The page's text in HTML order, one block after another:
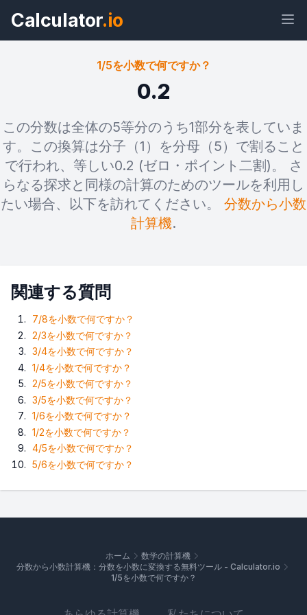
Calculator.io
ット
ク
ト
プレビュー 1/5を小数で何ですか？ ウ
ィジェット
1/5を小数で何ですか？
0.2
この分数は全体の5等分のうち1部分を表していま
す。この換算は分子（1）を分母（5）で割ること
で行われ、等しい0.2 (ゼロ・ポイント二割)。 さ
らなる探求と同様の計算のためのツールを利用し
たい場合、以下を訪れてください。 分数から小数
計算機.
関連する質問
7/8を小数で何ですか？
2/3を小数で何ですか？
3/4を小数で何ですか？
1/4を小数で何ですか？
2/5を小数で何ですか？
3/5を小数で何ですか？
1/6を小数で何ですか？
1/2を小数で何ですか？
4/5を小数で何ですか？
5/6を小数で何ですか？
ホーム
数学の計算機
分数から小数計算機：分数を小数に変換する無料ツール - Calculator.io
1/5を小数で何ですか？